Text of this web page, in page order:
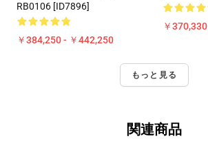
RB0106 [ID7896]
￥384,250 - ￥442,250
￥370,330
もっと見る
関連商品